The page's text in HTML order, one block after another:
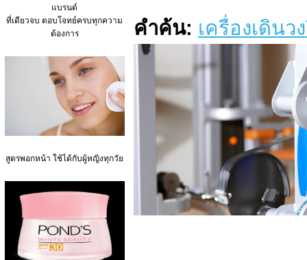
แบรนด์
ที่เดียวจบ ตอบโจทย์ครบทุกความ
ต้องการ
สูตรพอกหน้า ใช้ได้กับผู้หญิงทุกวัย
คำค้น: เครื่องเดิน